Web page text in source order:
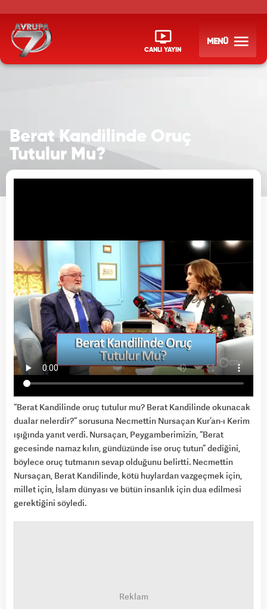
CANLI YAYIN
MENÜ
Berat Kandilinde Oruç
Tutulur Mu?
“Berat Kandilinde oruç tutulur mu? Berat Kandilinde okunacak
dualar nelerdir?” sorusuna Necmettin Nursaçan Kur’an-ı Kerim
ışığında yanıt verdi. Nursaçan, Peygamberimizin, “Berat
gecesinde namaz kılın, gündüzünde ise oruç tutun” dediğini,
böylece oruç tutmanın sevap olduğunu belirtti. Necmettin
Nursaçan, Berat Kandilinde, kötü huylardan vazgeçmek için,
millet için, İslam dünyası ve bütün insanlık için dua edilmesi
gerektiğini söyledi.